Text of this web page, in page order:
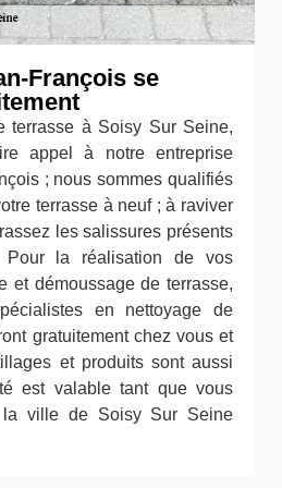
François se
terrasse à Soisy Sur Seine,
appel à notre entreprise
; nous sommes qualifiés
terrasse à neuf ; à raviver
les salissures présents
Pour la réalisation de vos
et démoussage de terrasse,
en nettoyage de
gratuitement chez vous et
et produits sont aussi
est valable tant que vous
la ville de Soisy Sur Seine